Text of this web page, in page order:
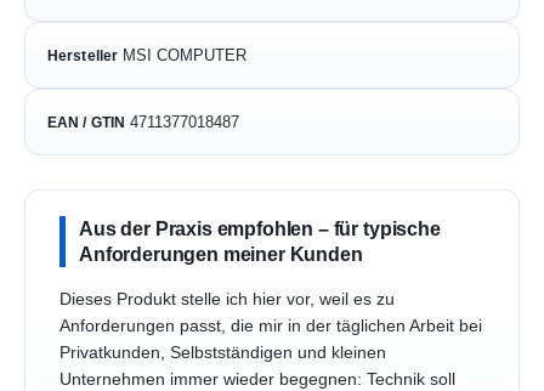
Hersteller MSI COMPUTER
EAN / GTIN 4711377018487
Aus der Praxis empfohlen – für typische
Anforderungen meiner Kunden
Dieses Produkt stelle ich hier vor, weil es zu
Anforderungen passt, die mir in der täglichen Arbeit bei
Privatkunden, Selbstständigen und kleinen
Unternehmen immer wieder begegnen: Technik soll